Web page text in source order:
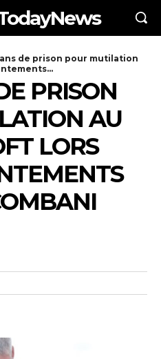
de prison pour mutilation
PRISON
AU
LORS